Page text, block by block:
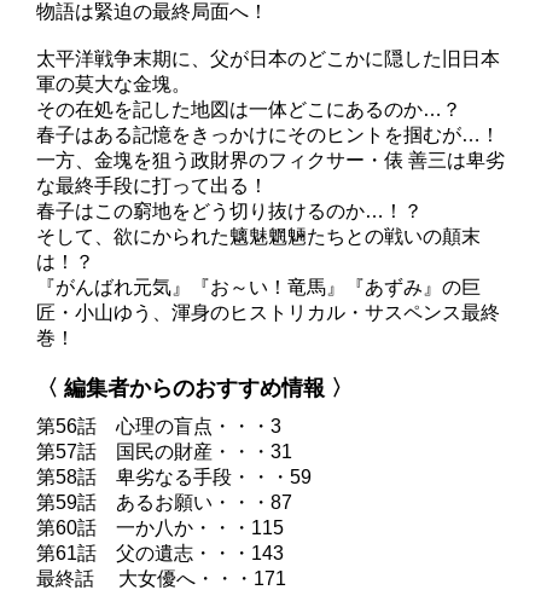
物語は緊迫の最終局面へ！
太平洋戦争末期に、父が日本のどこかに隠した旧日本
軍の莫大な金塊。
その在処を記した地図は一体どこにあるのか…？
春子はある記憶をきっかけにそのヒントを掴むが…！
一方、金塊を狙う政財界のフィクサー・俵 善三は卑劣
な最終手段に打って出る！
春子はこの窮地をどう切り抜けるのか…！？
そして、欲にかられた魑魅魍魎たちとの戦いの顛末
は！？
『がんばれ元気』『お～い！竜馬』『あずみ』の巨
匠・小山ゆう、渾身のヒストリカル・サスペンス最終
巻！
〈 編集者からのおすすめ情報 〉
第56話 心理の盲点・・・3
第57話 国民の財産・・・31
第58話 卑劣なる手段・・・59
第59話 あるお願い・・・87
第60話 一か八か・・・115
第61話 父の遺志・・・143
最終話 大女優へ・・・171